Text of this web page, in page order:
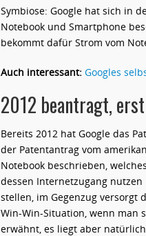
Symbiose: Google hat sich in
Notebook und Smartphone
bekommt dafür Strom vom
Auch interessant: Googles
2012 beantragt,
Bereits 2012 hat Google das
der Patentantrag vom
Notebook beschrieben,
dessen Internetzugang
stellen, im Gegenzug versorgt
Win-Win-Situation, wenn man
erwähnt, es liegt aber